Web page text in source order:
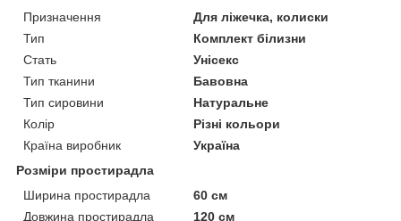
Призначення
Для ліжечка, колиски
Тип
Комплект білизни
Стать
Унісекс
Тип тканини
Бавовна
Тип сировини
Натуральне
Колір
Різні кольори
Країна виробник
Україна
Розміри простирадла
Ширина простирадла
60 см
Довжина простирадла
120 см